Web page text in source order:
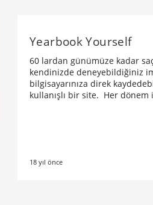
Yearbook Yourself
60 lardan günümüze kadar
kendinizde deneyebildiğiniz
bilgisayarınıza direk
kullanışlı bir site. Her dönem
18 yıl önce